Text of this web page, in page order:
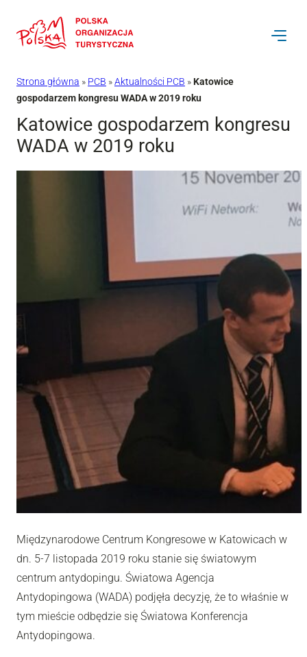
do
Strona główna » PCB »Aktualności PCB »Katowice
gospodarzem kongresu WADA w 2019 roku
Katowice gospodarzem kongresu
WADA w 2019 roku
Międzynarodowe Centrum Kongresowe w Katowicach w
dn. 5-7 listopada 2019 roku stanie się światowym
centrum antydopingu. Światowa Agencja
Antydopingowa (WADA) podjęła decyzję, że to właśnie w
tym mieście odbędzie się Światowa Konferencja
Antydopingowa.